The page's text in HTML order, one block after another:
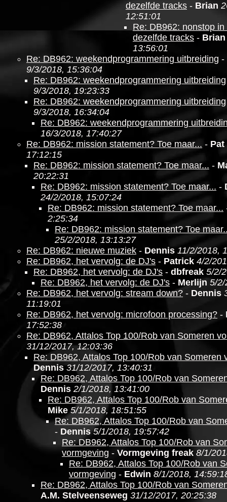
dezelfde tracks - Brian
12:51:01
Re: DB962: nonstop
dezelfde tracks - Brian
13:56:01
Re: DB962: weekendprogrammering uitbreiding -
9/3/2018, 15:36:04
Re: DB962: weekendprogrammering uitbreiding
9/3/2018, 19:23:33
Re: DB962: weekendprogrammering uitbreiding
9/3/2018, 16:34:04
Re: DB962: weekendprogrammering
16/3/2018, 17:40:27
Re: DB962: mission statement? Toe maar... - Pat
17:12:15
Re: DB962: mission statement? Toe maar... -
20:22:31
Re: DB962: mission statement? Toe maar... -
24/2/2018, 15:07:24
Re: DB962: mission statement? Toe maar...
2:25:34
Re: DB962: mission statement? Toe
25/2/2018, 13:13:27
Re: DB962: nieuwe muziek - Dennis 11/2/2018,
Re: DB962, het vervolg: de DJ's - Patrick 4/2/
Re: DB962, het vervolg: de DJ's - dbfreak 5/2/
Re: DB962, het vervolg: de DJ's - Merlijn 5/2/
Re: DB962, het vervolg: stream down? - Dennis
11:19:01
Re: DB962, het vervolg: microfoon processing? -
17:52:38
Re: DB962, Attalos Top 100/Rob van Someren
31/12/2017, 12:03:36
Re: DB962, Attalos Top 100/Rob van Someren
Dennis 31/12/2017, 13:40:31
Re: DB962, Attalos Top 100/Rob van
Dennis 2/1/2018, 13:41:00
Re: DB962, Attalos Top 100/Rob van
Mike 5/1/2018, 18:51:55
Re: DB962, Attalos Top 100/Rob van
- Dennis 5/1/2018, 19:57:42
Re: DB962, Attalos Top 100/Rob van
vormgeving - Vormgeving freak 8/1/
Re: DB962, Attalos Top 100/Rob van
vormgeving - Edwin 8/1/2018,
Re: DB962, Attalos Top 100/Rob van
A.M. Stelveenseweg 31/12/2017, 20:25:38